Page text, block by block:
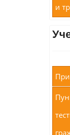
и